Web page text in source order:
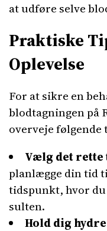
at udføre selve
Praktiske
Oplevelse
For at sikre en
blodtagningen på
overveje følgende
Vælg det
planlægge din tid
tidspunkt, hvor
sulten.
Hold dig